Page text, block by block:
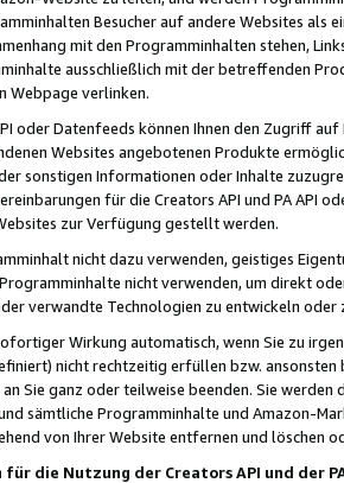
Besucher auf andere Websites als
mit den Programminhalten stehen,
ausschließlich mit der betreffenden
Webpage verlinken.
oder Datenfeeds können Ihnen den Zugriff
Websites angebotenen Produkte
sonstigen Informationen oder Inhalte
für die Creators API und PA API
zur Verfügung gestellt werden.
nicht dazu verwenden, geistiges
nicht verwenden, um direkt
verwandte Technologien zu entwickeln
Wirkung automatisch, wenn Sie zu
nicht rechtzeitig erfüllen bzw. ansonsten
Sie ganz oder teilweise beenden. Sie werden
sämtliche Programminhalte und Amazon-
von Ihrer Website entfernen und löschen
für die Nutzung der Creators API und der